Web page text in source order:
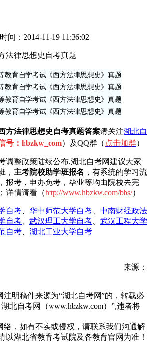
时间：2014-11-19 11:36:02
法律思想史自考真题
方法律思想史自考真题答案请关注湖北自
号：hbzkw_com）及QQ群（ 点击加群）
调整政策陆续公布,湖北自考网建议大家
， 主考院校助学班报名 ，有系统的学习流
报考，申办免考，毕业等均由院校去完
详情请看（http://www.hbzkw.com/bbs/）
自考 华中师范大学自考
中南财经政法
自考 武汉理工大学自考
武汉工程大学
自考 湖北工业大学自考
来源：
注明稿件来源为“湖北自考网”的，转载必
北自考网（www.hbzkw.com）”,违者将
络，如有不实或侵权，请联系我们沟通解
以湖北省教育考试院及各教育官网为准！